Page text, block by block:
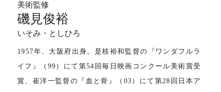
美術監修
磯見俊裕
いそみ・としひろ
1957年、大阪府出身。是枝裕和監督の『ワンダフルラ
イフ』（99）にて第54回毎日映画コンクール美術賞受
賞、崔洋一監督の『血と骨』（03）にて第28回日本ア